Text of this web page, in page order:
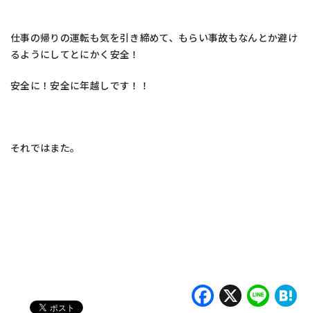
仕事の帰りの運転も気を引き締めて、もらい事故もなんとか避け
るようにしてとにかく安全！
安全に！安全に年越しです！！
それではまた。
X